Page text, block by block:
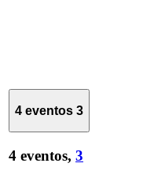
4 eventos 3
4 eventos, 3